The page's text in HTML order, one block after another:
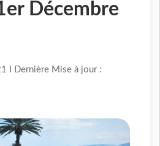
Décembre
I Dernière Mise à jour :